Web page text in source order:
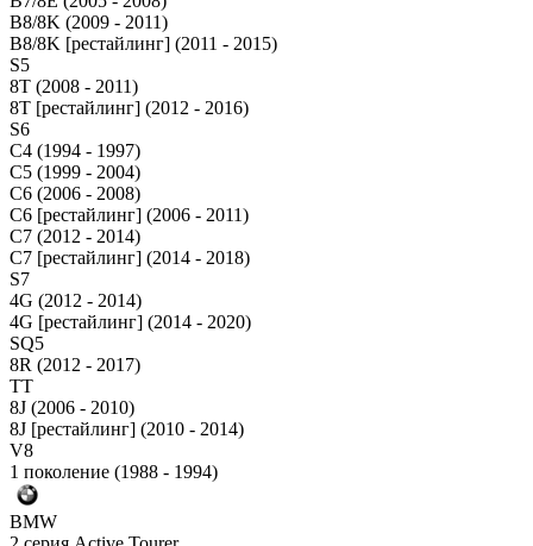
B8/8K (2009 - 2011)
B8/8K [рестайлинг] (2011 - 2015)
S5
8T (2008 - 2011)
8T [рестайлинг] (2012 - 2016)
S6
C4 (1994 - 1997)
C5 (1999 - 2004)
C6 (2006 - 2008)
C6 [рестайлинг] (2006 - 2011)
C7 (2012 - 2014)
C7 [рестайлинг] (2014 - 2018)
S7
4G (2012 - 2014)
4G [рестайлинг] (2014 - 2020)
SQ5
8R (2012 - 2017)
TT
8J (2006 - 2010)
8J [рестайлинг] (2010 - 2014)
V8
1 поколение (1988 - 1994)
BMW